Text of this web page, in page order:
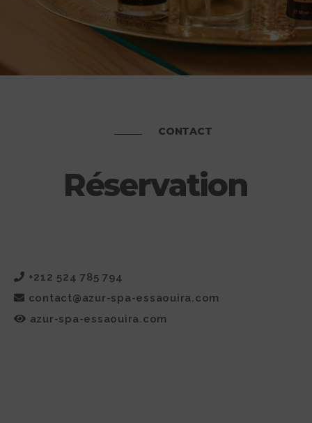
CONTACT
Réservation
+212 524 785 794
contact@azur-spa-essaouira.com
azur-spa-essaouira.com